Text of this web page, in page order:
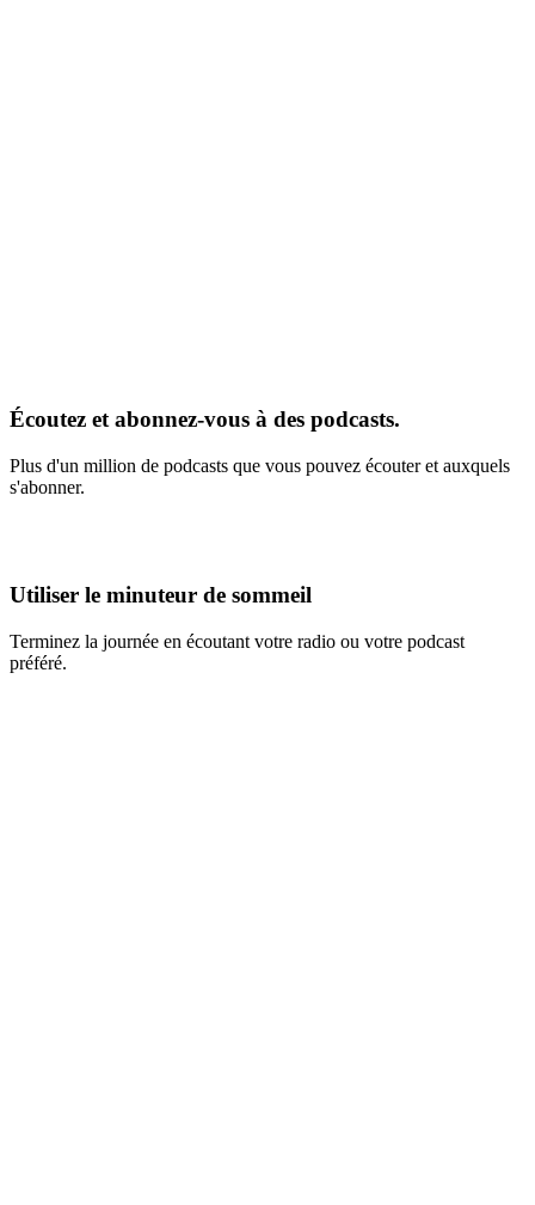
Écoutez et abonnez-vous à des podcasts.
Plus d'un million de podcasts que vous pouvez écouter et auxquels
s'abonner.
Utiliser le minuteur de sommeil
Terminez la journée en écoutant votre radio ou votre podcast
préféré.